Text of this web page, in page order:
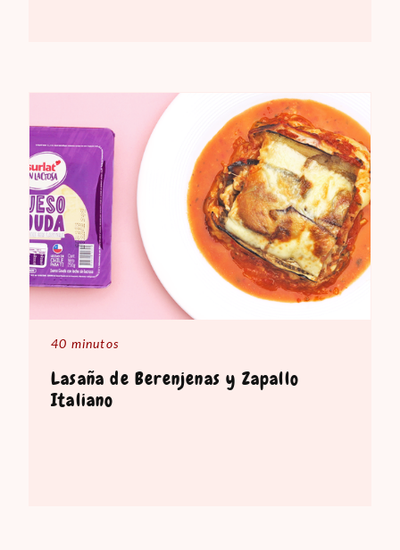
40 minutos
Lasaña de Berenjenas y Zapallo
Italiano